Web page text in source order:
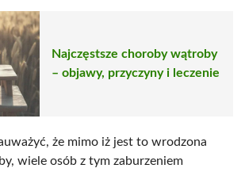
Najczęstsze choroby wątroby
– objawy, przyczyny i leczenie
że mimo iż jest to wrodzona
wiele osób z tym zaburzeniem